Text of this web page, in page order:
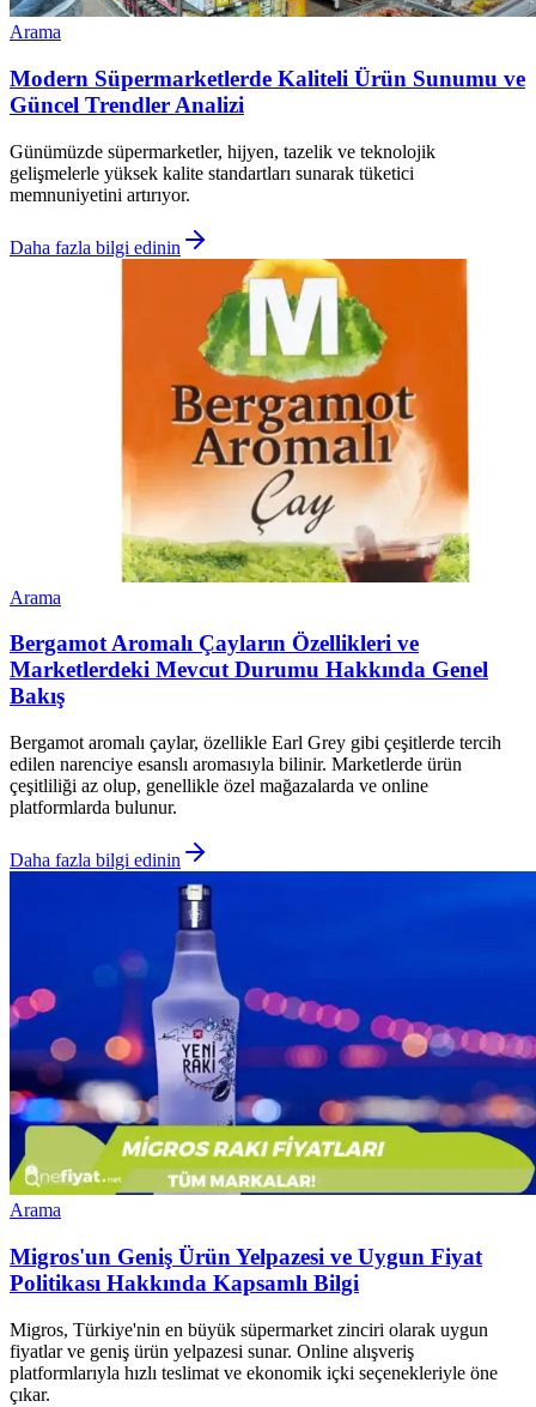
Arama
Modern Süpermarketlerde Kaliteli Ürün Sunumu ve
Güncel Trendler Analizi
Günümüzde süpermarketler, hijyen, tazelik ve teknolojik
gelişmelerle yüksek kalite standartları sunarak tüketici
memnuniyetini artırıyor.
Daha fazla bilgi edinin
Arama
Bergamot Aromalı Çayların Özellikleri ve
Marketlerdeki Mevcut Durumu Hakkında Genel
Bakış
Bergamot aromalı çaylar, özellikle Earl Grey gibi çeşitlerde tercih
edilen narenciye esanslı aromasıyla bilinir. Marketlerde ürün
çeşitliliği az olup, genellikle özel mağazalarda ve online
platformlarda bulunur.
Daha fazla bilgi edinin
Arama
Migros'un Geniş Ürün Yelpazesi ve Uygun Fiyat
Politikası Hakkında Kapsamlı Bilgi
Migros, Türkiye'nin en büyük süpermarket zinciri olarak uygun
fiyatlar ve geniş ürün yelpazesi sunar. Online alışveriş
platformlarıyla hızlı teslimat ve ekonomik içki seçenekleriyle öne
çıkar.